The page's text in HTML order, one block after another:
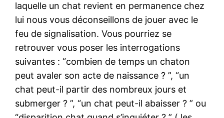
laquelle un chat revient en permanence chez
lui nous vous déconseillons de jouer avec le
feu de signalisation. Vous pourriez se
retrouver vous poser les interrogations
suivantes : “combien de temps un chaton
peut avaler son acte de naissance ? ”, “un
chat peut-il partir des nombreux jours et
submerger ? ”, “un chat peut-il abaisser ? ” ou